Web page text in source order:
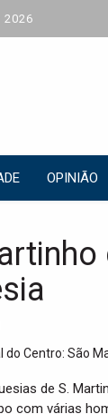
2026
OPINIÃO
de S.
com várias